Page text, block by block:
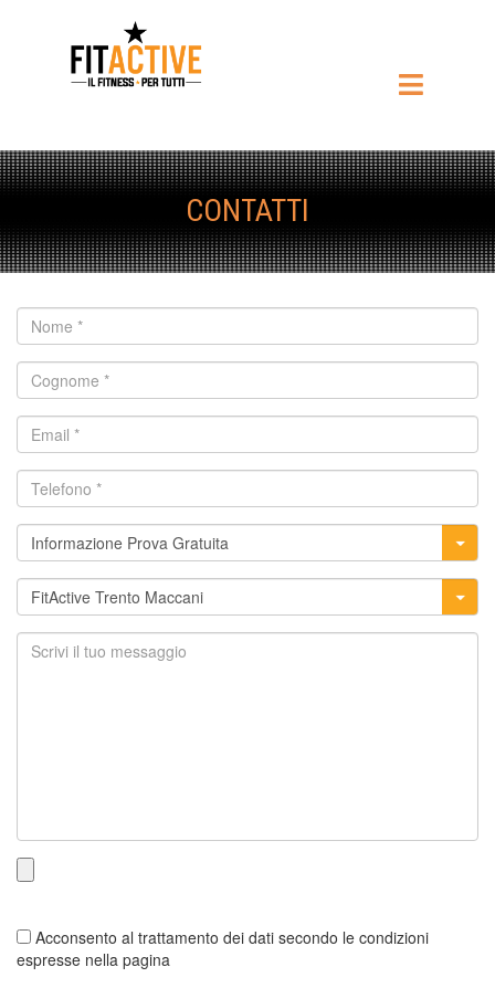
CONTATTI
Acconsento al trattamento dei dati secondo le condizioni
espresse nella pagina